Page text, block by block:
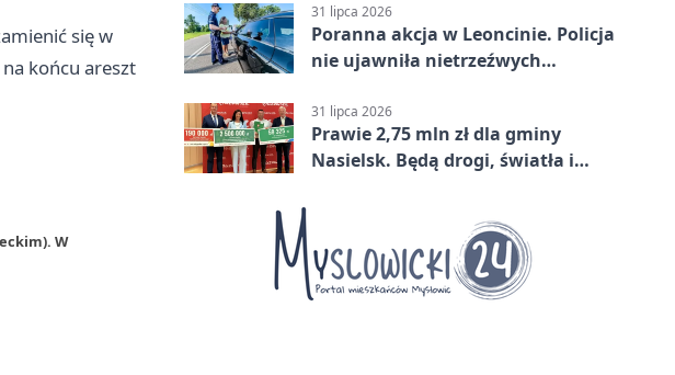
się w
końcu areszt
W
Mazowiecki 1:2
31 lipca 2026
Poranna akcja w Leoncinie. Policja
nie ujawniła nietrzeźwych
31 lipca 2026
Prawie 2,75 mln zł dla gminy
Nasielsk. Będą drogi, światła i